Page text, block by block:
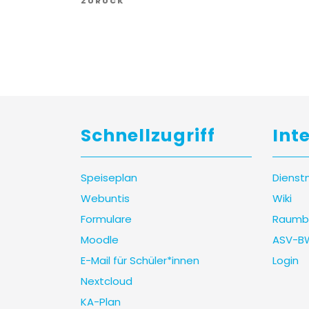
Schnellzugriff
Speiseplan
Webuntis
Formulare
Moodle
E-Mail für Schüler*innen
Nextcloud
KA-Plan
Wiki
ASV-
Login